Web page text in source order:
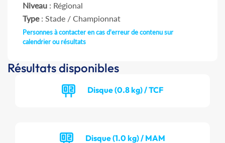
Niveau : Régional
Type: Stade / Championnat
Personnes à contacter en cas d'erreur de contenu sur
calendrier ou résultats
Résultats disponibles
Disque (0.8 kg) / TCF
Disque (1.0 kg) / MAM